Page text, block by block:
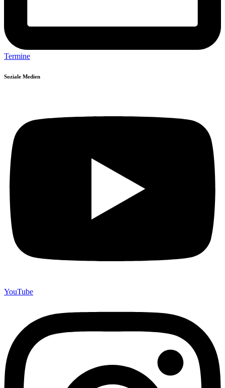
Termine
Soziale Medien
YouTube